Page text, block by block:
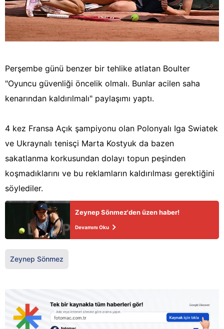
Perşembe günü benzer bir tehlike atlatan Boulter
"Oyuncu güvenliği öncelik olmalı. Bunlar acilen saha
kenarından kaldırılmalı" paylaşımı yaptı.
4 kez Fransa Açık şampiyonu olan Polonyalı Iga Swiatek
ve Ukraynalı tenisçi Marta Kostyuk da bazen
sakatlanma korkusundan dolayı topun peşinden
koşmadıklarını ve bu reklamların kaldırılması gerektiğini
söylediler.
Zeynep Sönmez'den üzen haber!
Devamını Oku
Zeynep Sönmez